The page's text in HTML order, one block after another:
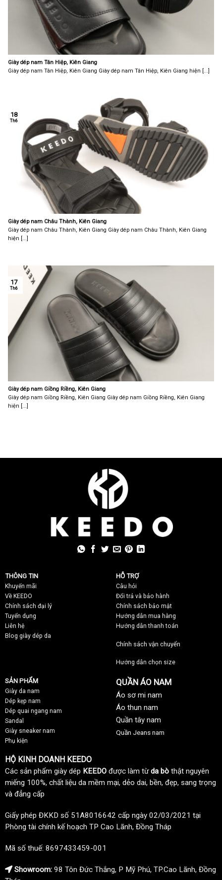
Giày dép nam Tân Hiệp, Kiên Giang
Giày dép nam Tân Hiệp, Kiên Giang Giày dép nam Tân Hiệp, Kiên Giang hiện [...]
Giày dép nam Châu Thành, Kiên Giang
Giày dép nam Châu Thành, Kiên Giang Giày dép nam Châu Thành, Kiên Giang
hiện [...]
18
Th6
Giày dép nam Giồng Riềng, Kiên Giang
Giày dép nam Giồng Riềng, Kiên Giang Giày dép nam Giồng Riềng, Kiên Giang
hiện [...]
17
Th6
THÔNG TIN
Khuyến mãi
Về KEEDO
Chính sách đại lý
Tuyển dụng
Liên hệ
Blog giày dép da
HỖ TRỢ
Câu hỏi
Đổi trả và bảo hành
Chính sách bảo mật
Hướng dẫn mua hàng
Hướng dẫn thanh toán
Chính sách vận chuyển
Hướng dẫn chọn size
SẢN PHẨM
Giày da nam
Dép kẹp nam
Dép quai ngang nam
Sandal
Giày sneaker nam
Phụ kiện
QUẦN ÁO NAM
Áo sơ mi nam
Áo thun nam
Quần tây nam
Quần Jeans nam
HỘ KINH DOANH KEEDO
Các sản phẩm giày dép KEEDO được làm từda bò thật nguyên
miếng 100%, chất liệu da mềm mại, dẻo dai, bền, đẹp, sang trọng
và đẳng cấp
Giấy phép ĐKKD số 51A8016642 cấp ngày 02/03/2021 tại
Phòng tài chính kế hoạch TP Cao Lãnh, Đồng Tháp
Mã số thuế: 8697433459-001
Showroom: 98 Tôn Đức Thắng, P Mỹ Phú, TP.Cao Lãnh, Đồng